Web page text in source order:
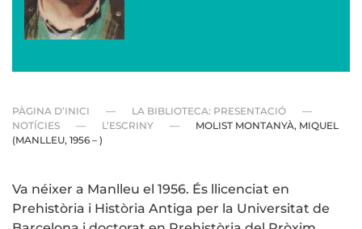
PÀGINA D’INICI
LA BIBLIOTECA: PRESENTACIÓ
NOTÍCIES
L’ESCRINY
MOLIST MONTANYÀ, MIQUEL
(MANLLEU, 1956 – )
Va néixer a Manlleu el 1956. És llicenciat en
Prehistòria i Història Antiga per la Universitat de